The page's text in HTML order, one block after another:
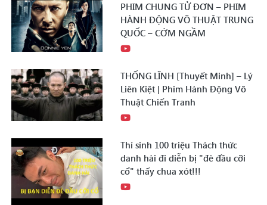
PHIM CHUNG TỬ ĐƠN – PHIM
HÀNH ĐỘNG VÕ THUẬT TRUNG
QUỐC – CỚM NGẦM
THỐNG LĨNH [Thuyết Minh] – Lý
Liên Kiệt | Phim Hành Động Võ
Thuật Chiến Tranh
Thí sinh 100 triệu Thách thức
danh hài đi diễn bị "đè đầu cỡi
cổ" thấy chua xót!!!